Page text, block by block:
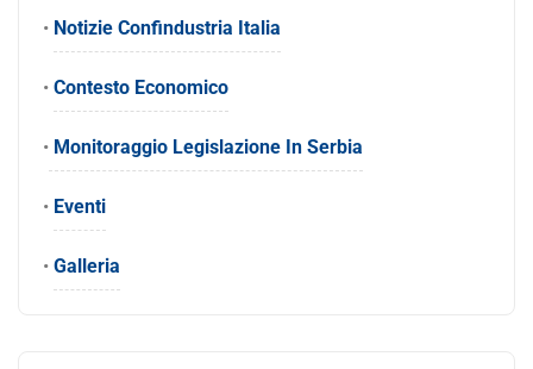
• Notizie Confindustria Italia
• Contesto Economico
• Monitoraggio Legislazione In Serbia
• Eventi
• Galleria